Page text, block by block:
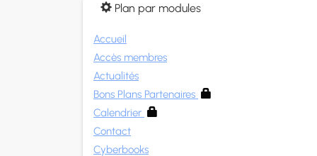
Plan par modules
Accueil
Accès membres
Actualités
Bons Plans Partenaires
Calendrier
Contact
Cyberbooks